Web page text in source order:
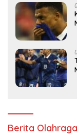
Berita Olahraga